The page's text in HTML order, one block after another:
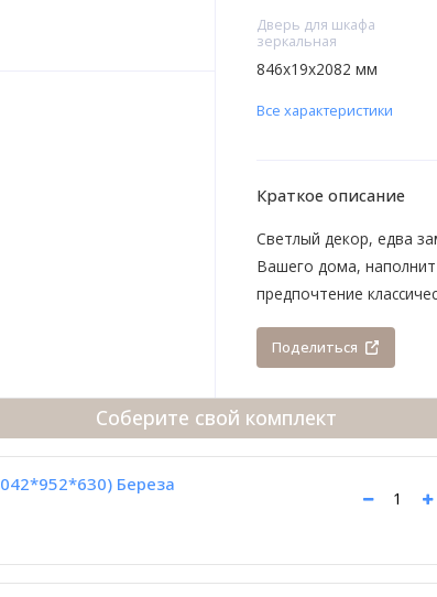
Дверь для шкафа
зеркальная
846х19х2082 мм
Все характеристики
Краткое описание
Светлый декор, едва
Вашего дома,
предпочтение
Поделиться
Соберите свой комплект
Береза